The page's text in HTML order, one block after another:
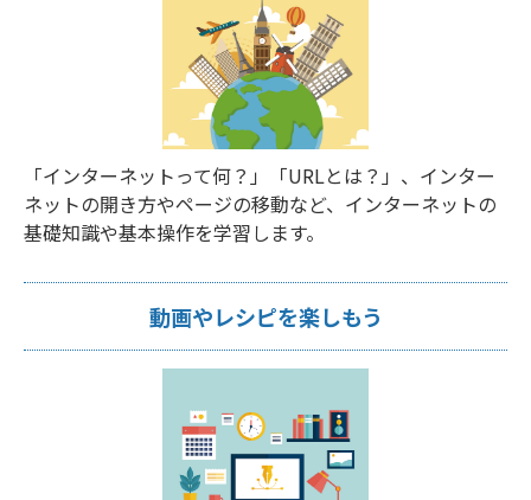
「インターネットって何？」「URLとは？」、インター
ネットの開き方やページの移動など、インターネットの
基礎知識や基本操作を学習します。
動画やレシピを楽しもう